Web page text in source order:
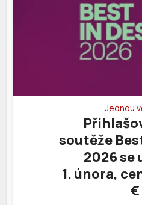
Jednou
soutěže
2026 se
1. února,
€